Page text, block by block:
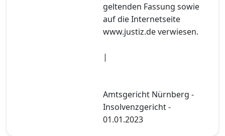
geltenden Fassung sowie
auf die Internetseite
www.justiz.de verwiesen.
|
Amtsgericht Nürnberg -
Insolvenzgericht -
01.01.2023